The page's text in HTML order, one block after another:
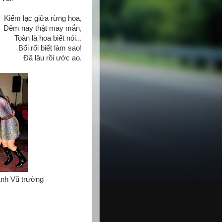
Kiếm lạc giữa rừng hoa,
Đêm nay thật may mắn,
Toàn là hoa biết nói...
Bối rối biết làm sao!
Đã lâu rồi ước ao.